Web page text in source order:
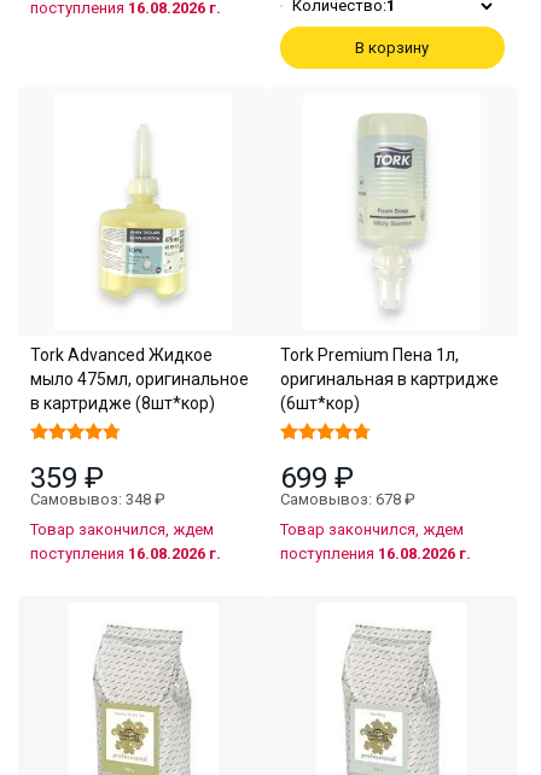
поступления 16.08.2026 г. Количество:1
В корзину
Tork Advanced Жидкое
мыло 475мл, оригинальное
в картридже (8шт*кор)
359 ₽
Самовывоз: 348 ₽
Товар закончился, ждем
поступления 16.08.2026 г.
Tork Premium Пена 1л,
оригинальная в картридже
(6шт*кор)
699 ₽
Самовывоз: 678 ₽
Товар закончился, ждем
поступления 16.08.2026 г.